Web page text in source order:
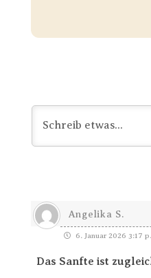
Angelika S.
6. Januar 2026 3:17
Das Sanfte ist